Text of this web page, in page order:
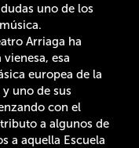
uno de los
Arriaga ha
esa
europea de la
uno de sus
con el
a algunos de
a aquella Escuela